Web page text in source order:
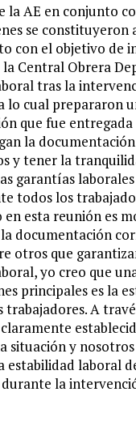
la AE en conjunto
se constituyeron
con el objetivo de
la Central Obrera
tras la
lo cual prepararon
que fue entregada
la documentación
y tener la
garantías
todos los
en esta reunión es
documentación
otros que
yo creo que
principales es la
trabajadores. A
situación y
estabilidad laboral
la